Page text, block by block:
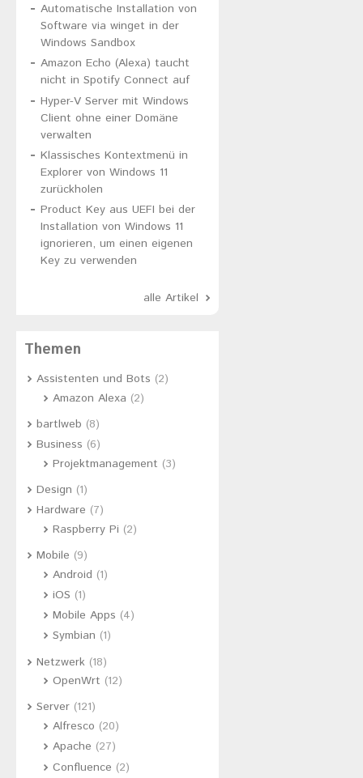
Automatische Installation von
Software via winget in der
Windows Sandbox
Amazon Echo (Alexa) taucht
nicht in Spotify Connect auf
Hyper-V Server mit Windows
Client ohne einer Domäne
verwalten
Klassisches Kontextmenü in
Explorer von Windows 11
zurückholen
Product Key aus UEFI bei der
Installation von Windows 11
ignorieren, um einen eigenen
Key zu verwenden
alle Artikel
Themen
Assistenten und Bots (2)
Amazon Alexa (2)
bartlweb (8)
Business (6)
Projektmanagement (3)
Design (1)
Hardware (7)
Raspberry Pi (2)
Mobile (9)
Android (1)
iOS (1)
Mobile Apps (4)
Symbian (1)
Netzwerk (18)
OpenWrt (12)
Server (121)
Alfresco (20)
Apache (27)
Confluence (2)